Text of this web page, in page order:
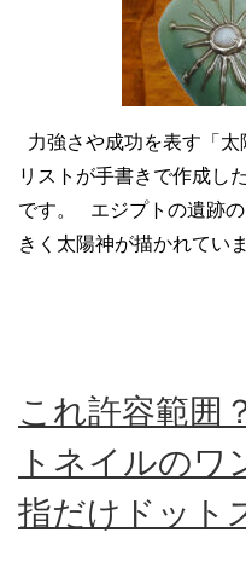
力強さや成功を表す「
リストが手書きで作成し
です。 エジプトの遺跡
きく太陽神が描かれてい
これ許容範囲
トネイルのワ
指だけドット